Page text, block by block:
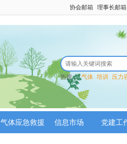
理事长邮箱
协会邮箱
热搜： 气体 培训 压力
气体应急救援 信息市场 党建工